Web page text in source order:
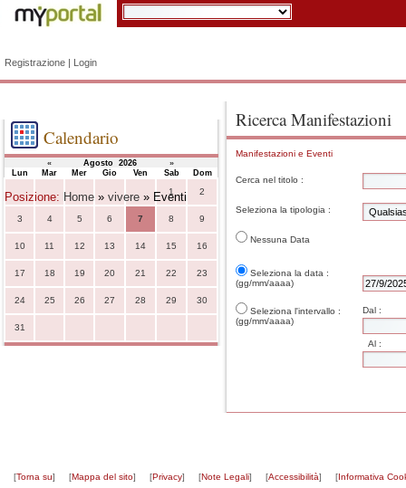
Posizione: Home » vivere » Eventi
Registrazione | Login
Calendario
« Agosto 2026
»
Lun
Mar Mer Gio Ven Sab
Dom
1
2
3 4 5 6 7 8 9
10 11 12 13 14 15 16
17 18 19 20 21 22 23
24 25 26 27 28 29 30
31
Ricerca Manifestazioni
Manifestazioni e Eventi
Cerca nel titolo :
Seleziona la tipologia :
Nessuna Data
Seleziona la data :
(gg/mm/aaaa)
Seleziona l'intervallo :
(gg/mm/aaaa)
Dal :
Al :
[Torna su] [Mappa del sito] [Privacy] [Note Legali] [Accessibilità] [Informativa